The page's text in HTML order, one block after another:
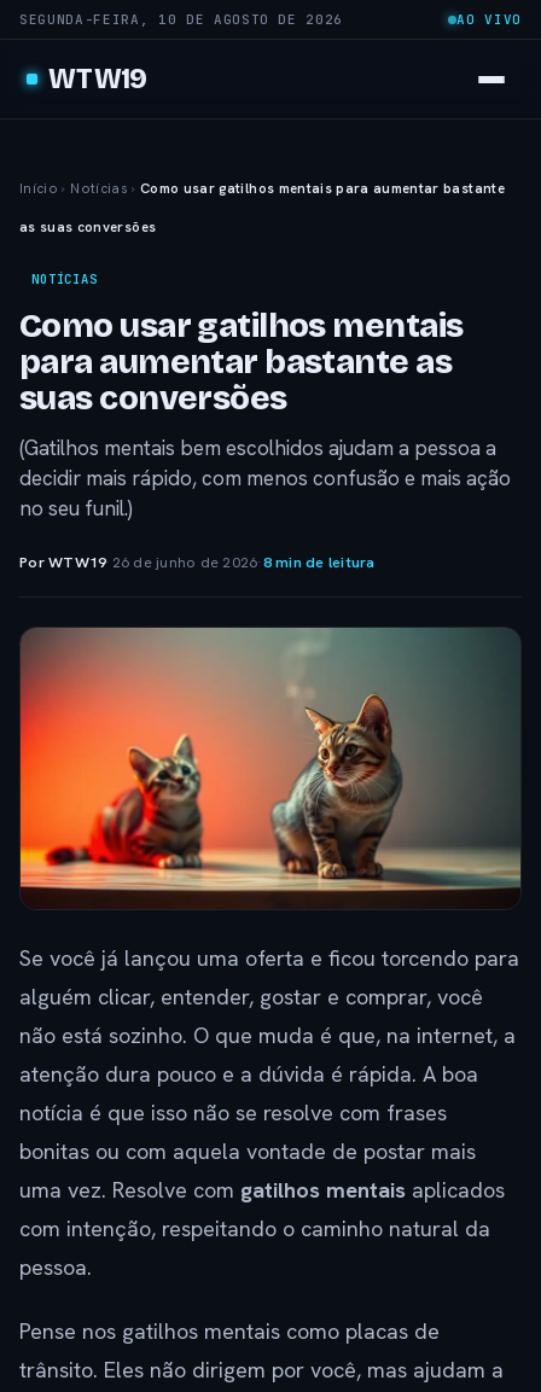
SEGUNDA-FEIRA, 10 DE AGOSTO DE 2026 AO VIVO
WTW19
Início › Notícias › Como usar gatilhos mentais para aumentar bastante
as suas conversões
NOTÍCIAS
Como usar gatilhos mentais
para aumentar bastante as
suas conversões
(Gatilhos mentais bem escolhidos ajudam a pessoa a
decidir mais rápido, com menos confusão e mais ação
no seu funil.)
Por WTW19· 26 de junho de 2026·8 min de leitura
Se você já lançou uma oferta e ficou torcendo para
alguém clicar, entender, gostar e comprar, você
não está sozinho. O que muda é que, na internet, a
atenção dura pouco e a dúvida é rápida. A boa
notícia é que isso não se resolve com frases
bonitas ou com aquela vontade de postar mais
uma vez. Resolve com gatilhos mentais aplicados
com intenção, respeitando o caminho natural da
pessoa.
Pense nos gatilhos mentais como placas de
trânsito. Eles não dirigem por você, mas ajudam a